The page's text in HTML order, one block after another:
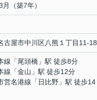
（築7年）
古屋市中川区八熊 １丁目11-18
線 「尾頭橋 」駅 徒歩8分
線 「金山 」駅 徒歩12分
営名港線 「 日比野 」駅 徒歩14